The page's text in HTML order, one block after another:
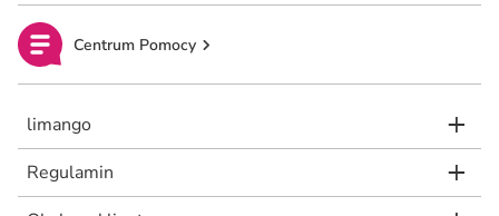
Centrum Pomocy
limango
Regulamin